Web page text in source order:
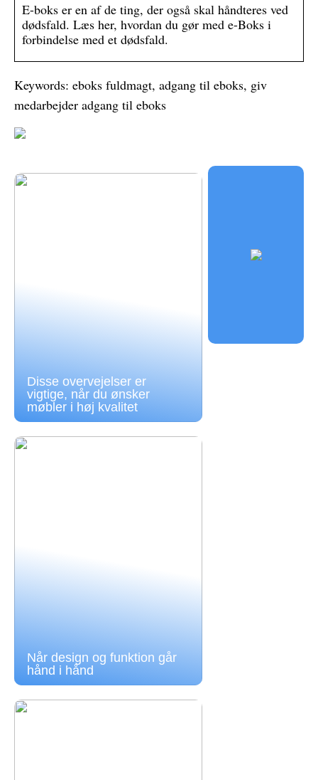
E-boks er en af de ting, der også skal håndteres ved
dødsfald. Læs her, hvordan du gør med e-Boks i
forbindelse med et dødsfald.
Keywords: eboks fuldmagt, adgang til eboks, giv
medarbejder adgang til eboks
Disse overvejelser er
vigtige, når du ønsker
møbler i høj kvalitet
Når design og funktion går
hånd i hånd